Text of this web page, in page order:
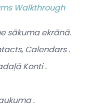
Walkthrough
sākumaekrānā.
Calendars.
Konti.
.